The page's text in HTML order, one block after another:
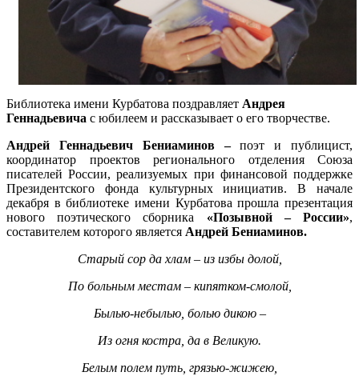
Библиотека имени Курбатова поздравляет Андрея
Геннадьевича с юбилеем и рассказывает о его творчестве.
Андрей Геннадьевич Бениаминов–поэт и публицист,
координатор проектов регионального отделения Союза
писателей России, реализуемых при финансовой поддержке
Президентского фонда культурных инициатив. В начале
декабря в библиотеке имени Курбатова прошла презентация
нового поэтического сборника «Позывной – России»,
составителем которого является Андрей Бениаминов.
Старый сор да хлам – из избы долой,
По больным местам – кипятком-смолой,
Былью-небылью, болью дикою –
Из огня костра, да в Великую.
Белым полем путь, грязью-жижею,